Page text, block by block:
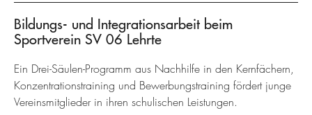
Bildungs- und Integrationsarbeit beim
Sportverein SV 06 Lehrte
Ein Drei-Säulen-Programm aus Nachhilfe in den Kernfächern,
Konzentrationstraining und Bewerbungstraining fördert junge
Vereinsmitglieder in ihren schulischen Leistungen.